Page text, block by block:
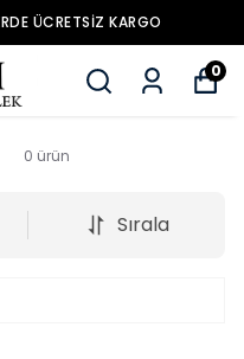
YENİ SEZON ÜRÜNLER
0
0 ürün
Sırala